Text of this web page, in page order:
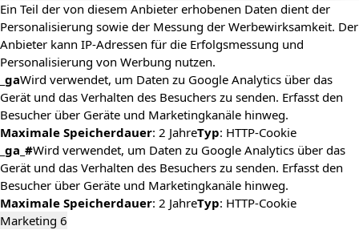
Ein Teil der von diesem Anbieter erhobenen Daten dient der
Personalisierung sowie der Messung der Werbewirksamkeit. Der
Anbieter kann IP-Adressen für die Erfolgsmessung und
Personalisierung von Werbung nutzen.
_gaWird verwendet, um Daten zu Google Analytics über das
Gerät und das Verhalten des Besuchers zu senden. Erfasst den
Besucher über Geräte und Marketingkanäle hinweg.
Maximale Speicherdauer: 2 JahreTyp: HTTP-Cookie
_ga_#Wird verwendet, um Daten zu Google Analytics über das
Gerät und das Verhalten des Besuchers zu senden. Erfasst den
Besucher über Geräte und Marketingkanäle hinweg.
Maximale Speicherdauer: 2 JahreTyp: HTTP-Cookie
Marketing 6